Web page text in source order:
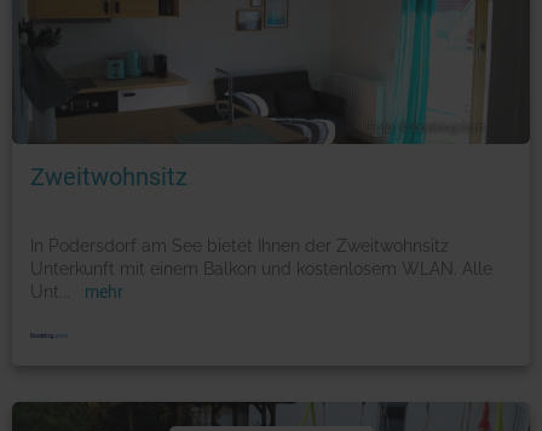
Foto: © booking.com
Zweitwohnsitz
In Podersdorf am See bietet Ihnen der Zweitwohnsitz
Unterkunft mit einem Balkon und kostenlosem WLAN. Alle
Unt
mehr